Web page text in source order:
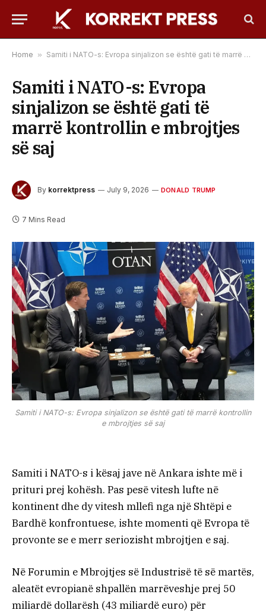
Home » Samiti i NATO-s: Evropa sinjalizon se është gati të marrë kontrollin e mbrojtjes së saj
Samiti i NATO-s: Evropa
sinjalizon se është gati të
marrë kontrollin e mbrojtjes
së saj
By korrektpress July 9, 2026 DONALD TRUMP
7 Mins Read
Samiti i NATO-s: Evropa sinjalizon se është gati të marrë kontrollin
e mbrojtjes së saj
Samiti i NATO-s i kësaj jave në Ankara ishte më i
prituri prej kohësh. Pas pesë vitesh lufte në
kontinent dhe dy vitesh mllefi nga një Shtëpi e
Bardhë konfrontuese, ishte momenti që Evropa të
provonte se e merr seriozisht mbrojtjen e saj.
Në Forumin e Mbrojtjes së Industrisë të së martës,
aleatët evropianë shpallën marrëveshje prej 50
miliardë dollarësh (43 miliardë euro) për